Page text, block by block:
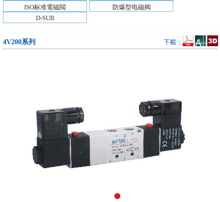
ISO标准電磁閥
防爆型电磁阀
D-SUB
4V200系列 下載：